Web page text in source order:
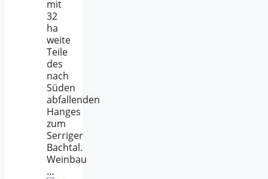
mit
32
ha
weite
Teile
des
nach
Süden
abfallenden
Hanges
zum
Serriger
Bachtal.
Weinbau
…